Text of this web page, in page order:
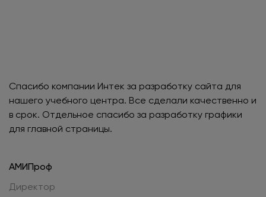
Спасибо компании Интек за разработку сайта для
нашего учебного центра. Все сделали качественно и
в срок. Отдельное спасибо за разработку графики
для главной страницы.
АМИПроф
Директор